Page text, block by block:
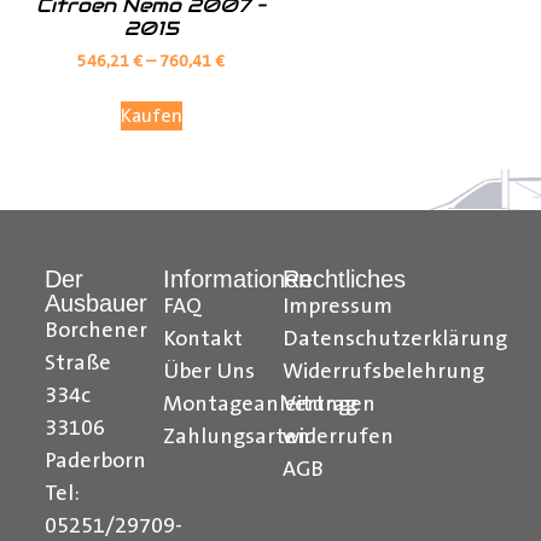
2015
546,21€–760,41€
Kaufen
Der
Ausbauer
Borchener
Straße
334c
33106
Paderborn
Tel:
05251/29709-
Informationen
FAQ
Kontakt
Über Uns
Montageanleitungen
Zahlungsarten
Rechtliches
Impressum
Datenschutzerklärung
Widerrufsbelehrung
Vertrag
widerrufen
AGB